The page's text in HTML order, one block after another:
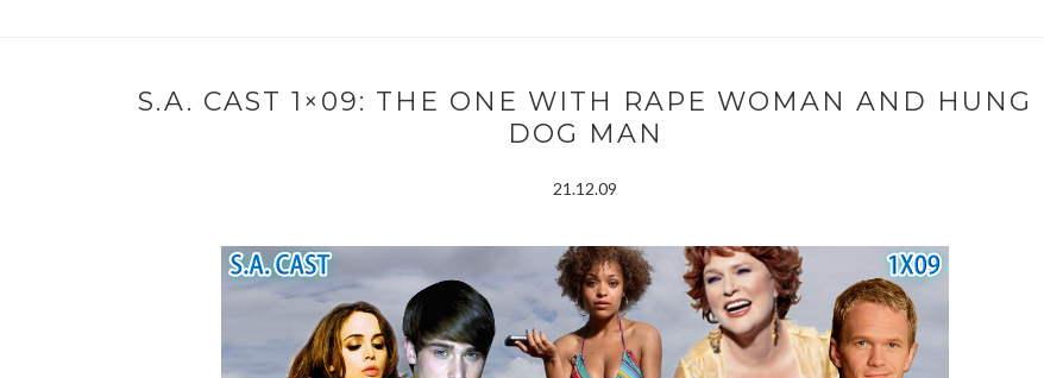
S.A. CAST 1×09: THE ONE WITH RAPE WOMAN AND HUNG
DOG MAN
21.12.09